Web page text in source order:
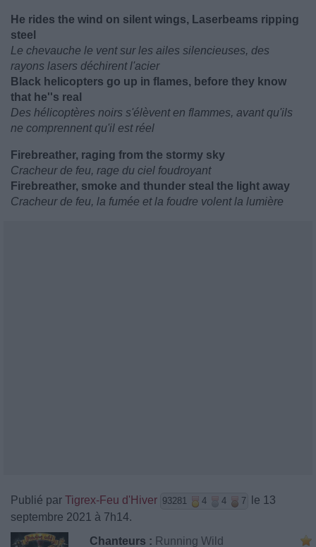
He rides the wind on silent wings, Laserbeams ripping
steel
Le chevauche le vent sur les ailes silencieuses, des
rayons lasers déchirent l'acier
Black helicopters go up in flames, before they know
that he''s real
Des hélicoptères noirs s'élèvent en flammes, avant qu'ils
ne comprennent qu'il est réel
Firebreather, raging from the stormy sky
Cracheur de feu, rage du ciel foudroyant
Firebreather, smoke and thunder steal the light away
Cracheur de feu, la fumée et la foudre volent la lumière
Publié par Tigrex-Feu d'Hiver 93281 4 4 7
le 13
septembre 2021 à 7h14.
Chanteurs : Running Wild